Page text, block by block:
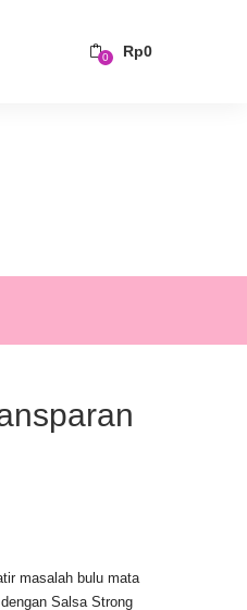
0 Rp0
masalah bulu mata
Salsa Strong